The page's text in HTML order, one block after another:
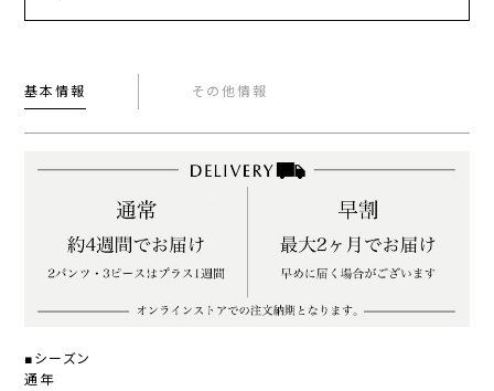
基本情報 その他情報
■シーズン
通年